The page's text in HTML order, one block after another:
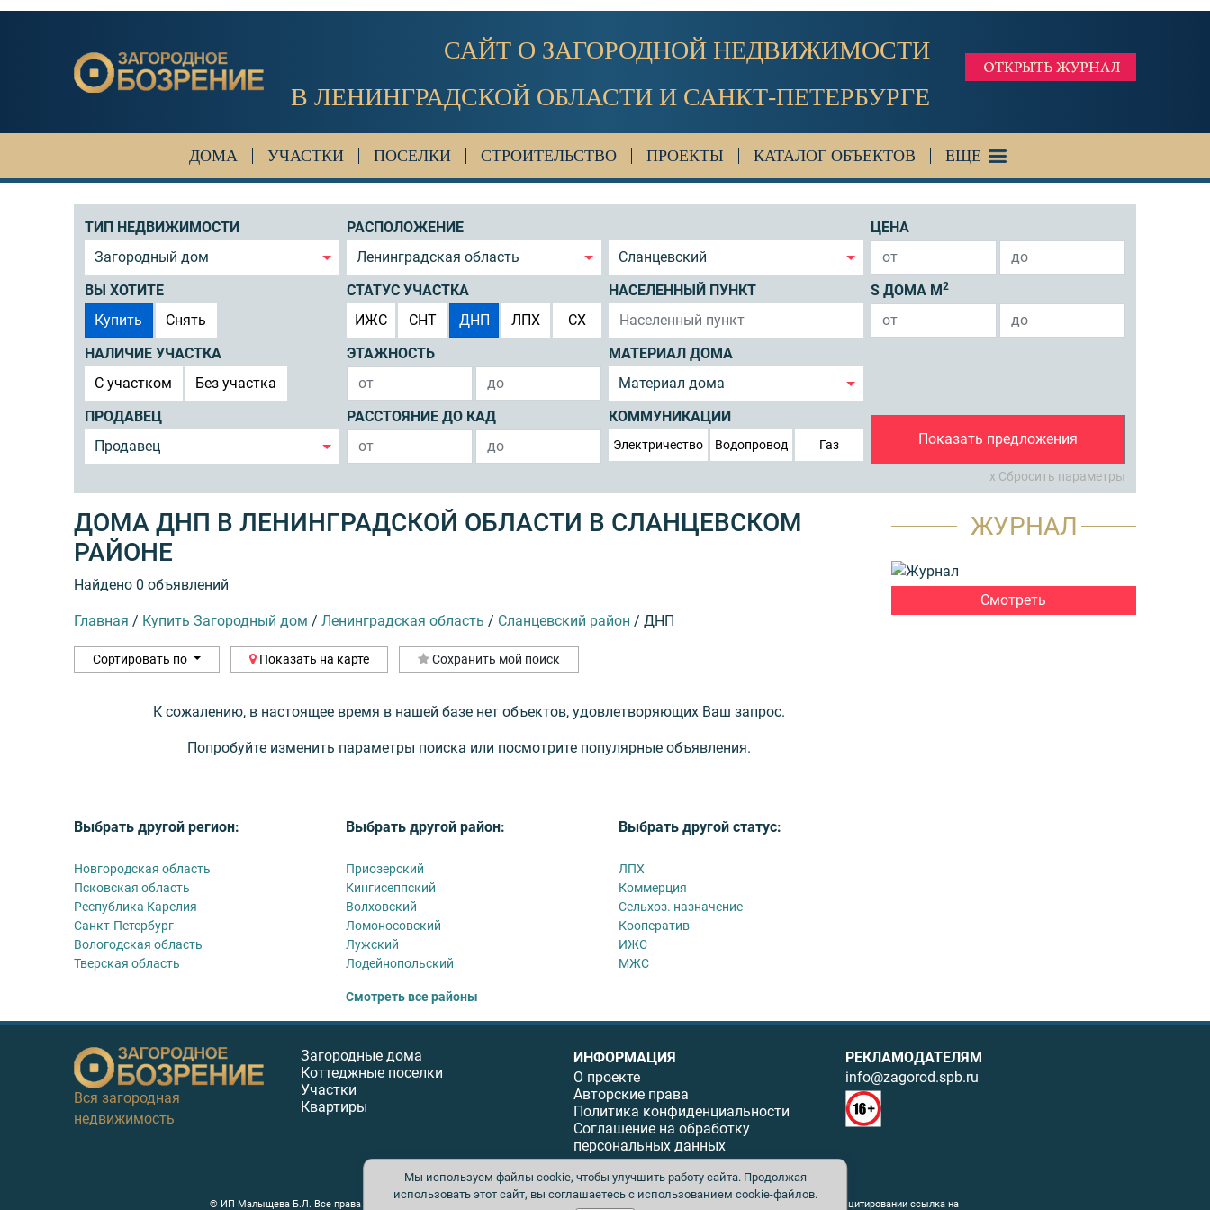
САЙТ О ЗАГОРОДНОЙ НЕДВИЖИМОСТИ
В ЛЕНИНГРАДСКОЙ ОБЛАСТИ И САНКТ-ПЕТЕРБУРГЕ
ДОМА УЧАСТКИ ПОСЕЛКИ СТРОИТЕЛЬСТВО ПРОЕКТЫ КАТАЛОГ ОБЪЕКТОВ ЕЩЕ
ТИП НЕДВИЖИМОСТИ
Загородный дом
РАСПОЛОЖЕНИЕ
Ленинградская область
Сланцевский
ЦЕНА
ВЫ ХОТИТЕ
Купить
Снять
СТАТУС УЧАСТКА
ИЖС
СНТ ДНП ЛПХ СХ
НАСЕЛЕННЫЙ ПУНКТ S ДОМА М 2
НАЛИЧИЕ УЧАСТКА
C участком
Без участка
ЭТАЖНОСТЬ
МАТЕРИАЛ ДОМА
Материал дома
ПРОДАВЕЦ
Продавец
РАССТОЯНИЕ ДО КАД КОММУНИКАЦИИ
Электричество Водопровод Газ Показать предложения
x Сбросить параметры
ДОМА ДНП В ЛЕНИНГРАДСКОЙ ОБЛАСТИ В СЛАНЦЕВСКОМ
РАЙОНЕ
Найдено 0 объявлений
Главная / Купить Загородный дом / Ленинградская область / Сланцевский район / ДНП
Сортировать по Показать на карте Сохранить мой поиск
К сожалению, в настоящее время в нашей базе нет объектов, удовлетворяющих Ваш запрос.
Попробуйте изменить параметры поиска или посмотрите популярные объявления.
Выбрать другой регион:
Новгородская область
Псковская область
Республика Карелия
Санкт-Петербург
Вологодская область
Тверская область
Выбрать другой район:
Приозерский
Кингисеппский
Волховский
Ломоносовский
Лужский
Лодейнопольский
Смотреть все районы
Выбрать другой статус:
ЛПХ
Коммерция
Сельхоз. назначение
Кооператив
ИЖС
МЖС
ЖУРНАЛ
Смотреть
Вся загородная
недвижимость
Загородные дома
Коттеджные поселки
Участки
Квартиры
ИНФОРМАЦИЯ
О проекте
Авторские права
Политика конфиденциальности
Соглашение на обработку
персональных данных
РЕКЛАМОДАТЕЛЯМ
info@zagorod.spb.ru
© ИП Малыщева Б.Л. Все права защищены. Перепечатка материалов данного сайта возможна только с письменного разрешения. При цитировании ссылка на
Мы используем файлы cookie, чтобы улучшить работу сайта. Продолжая
использовать этот сайт, вы соглашаетесь с использованием cookie-файлов.